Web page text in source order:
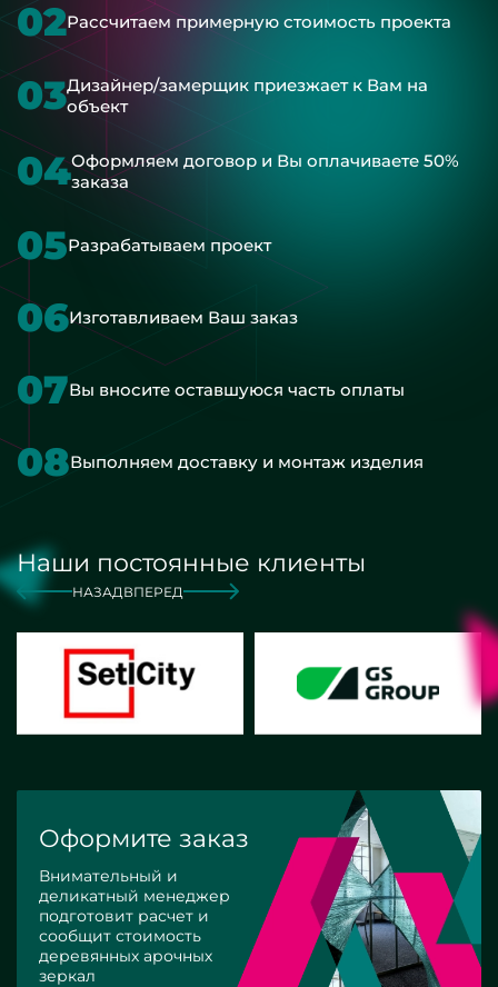
02Рассчитаем примерную стоимость проекта
03Дизайнер/замерщик приезжает к Вам на
объект
04Оформляем договор и Вы оплачиваете 50%
заказа
05Разрабатываем проект
06Изготавливаем Ваш заказ
07Вы вносите оставшуюся часть оплаты
08Выполняем доставку и монтаж изделия
Наши постоянные клиенты
НАЗАД ВПЕРЕД
Оформите заказ
Внимательный и
деликатный менеджер
подготовит расчет и
сообщит стоимость
деревянных арочных
зеркал